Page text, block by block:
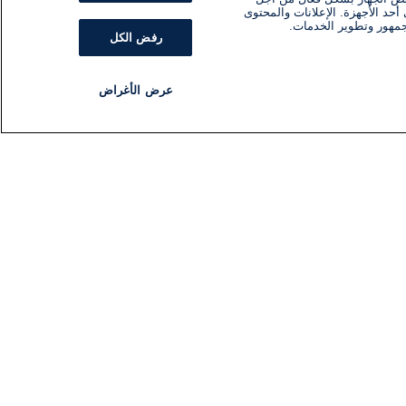
الأجهزة. الإعلانات والمحتوى
وتطوير الخدمات.
رفض الكل
عرض الأغراض